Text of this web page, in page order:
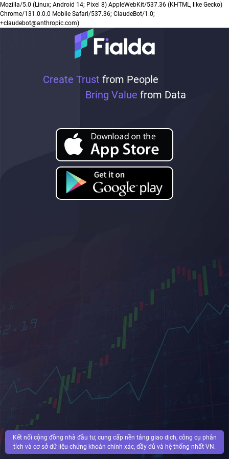
Create Trust from People
Bring Value from Data
Kết nối cộng đồng nhà đầu tư, cung cấp nền tảng giao dịch, công cụ phân
tích và cơ sở dữ liệu chứng khoán chính xác, đầy đủ và hệ thống nhất VN.
Mozilla/5.0 (Linux; Android 14; Pixel 8) AppleWebKit/537.36 (KHTML, like Gecko)
Chrome/131.0.0.0 Mobile Safari/537.36; ClaudeBot/1.0;
+claudebot@anthropic.com)